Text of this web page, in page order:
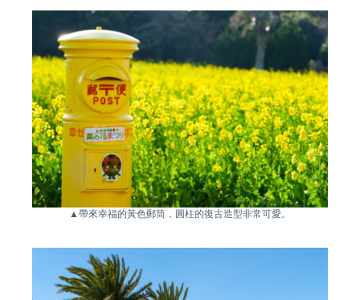
▲帶來幸福的黃色郵筒，圓柱的復古造型非常可愛。